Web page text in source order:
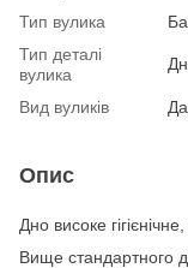
Тип вулика
Тип деталі
вулика
Вид вуликів
Опис
Дно високе
Вище стандартного